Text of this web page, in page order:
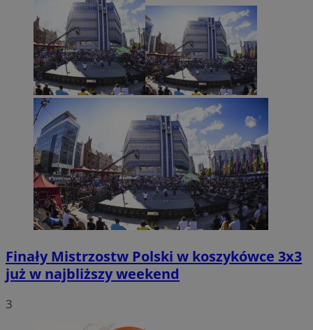
Finały Mistrzostw Polski w koszykówce 3x3
już w najbliższy weekend
3